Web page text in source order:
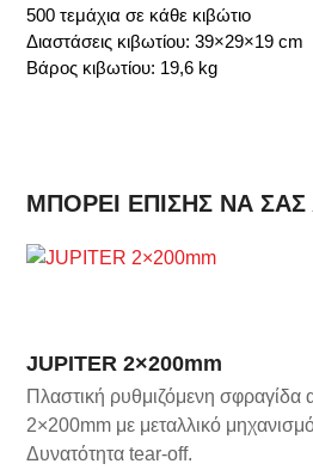
500 τεμάχια σε κάθε κιβώτιο
Διαστάσεις κιβωτίου: 39×29×19 cm
Βάρος κιβωτίου: 19,6 kg
ΜΠΟΡΕΊ ΕΠΊΣΗΣ ΝΑ ΣΑΣ
JUPITER 2×200mm
Πλαστική ρυθμιζόμενη
2×200mm με μεταλλικό
Δυνατότητα tear-off.